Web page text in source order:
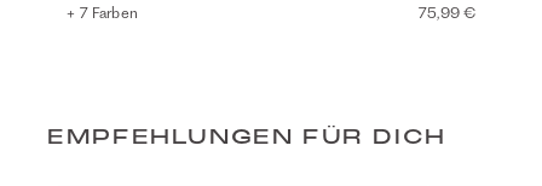
+ 7 Farben 75,99 €
EMPFEHLUNGEN FÜR DICH